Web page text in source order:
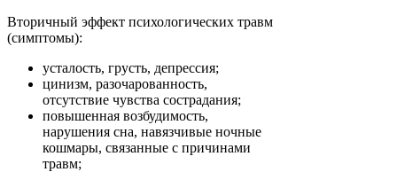
Вторичный эффект психологических травм
(симптомы):
усталость, грусть, депрессия;
цинизм, разочарованность,
отсутствие чувства сострадания;
повышенная возбудимость,
нарушения сна, навязчивые ночные
кошмары, связанные с причинами
травм;